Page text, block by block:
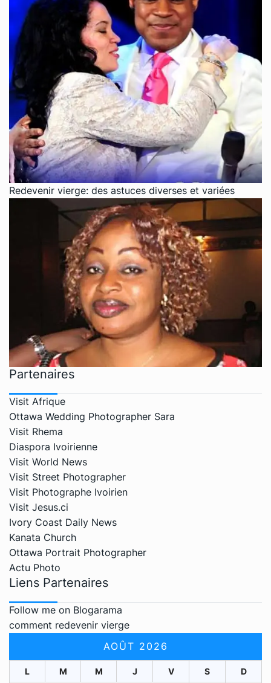
Redevenir vierge: des astuces diverses et variées
Partenaires
Visit Afrique
Ottawa Wedding Photographer Sara
Visit Rhema
Diaspora Ivoirienne
Visit World News
Visit Street Photographer
Visit Photographe Ivoirien
Visit Jesus.ci
Ivory Coast Daily News
Kanata Church
Ottawa Portrait Photographer
Actu Photo
Liens Partenaires
Follow me on Blogarama
comment redevenir vierge
AOÛT 2026
L M M J V S D